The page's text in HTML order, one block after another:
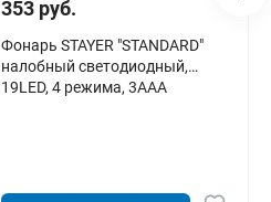
353 руб.
Фонарь STAYER "STANDARD"
налобный светодиодный,
19LED, 4 режима, 3ААА